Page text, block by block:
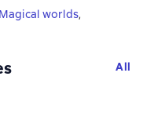
Magical worlds,
All